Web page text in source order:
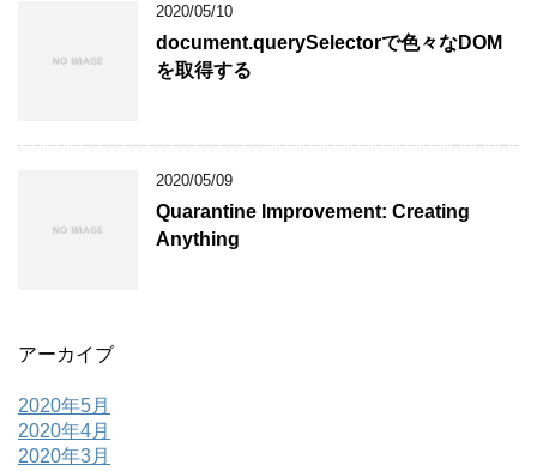
2020/05/10
document.querySelectorで色々なDOM
を取得する
2020/05/09
Quarantine Improvement: Creating
Anything
アーカイブ
2020年5月
2020年4月
2020年3月